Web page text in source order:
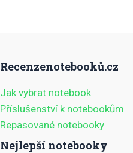
Recenzenotebooků.cz
Jak vybrat notebook
Příslušenství k notebookům
Repasované notebooky
Nejlepší notebooky